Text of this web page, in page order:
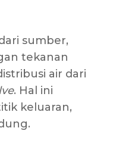
sumber,
tekanan
air dari
. Hal ini
keluaran,